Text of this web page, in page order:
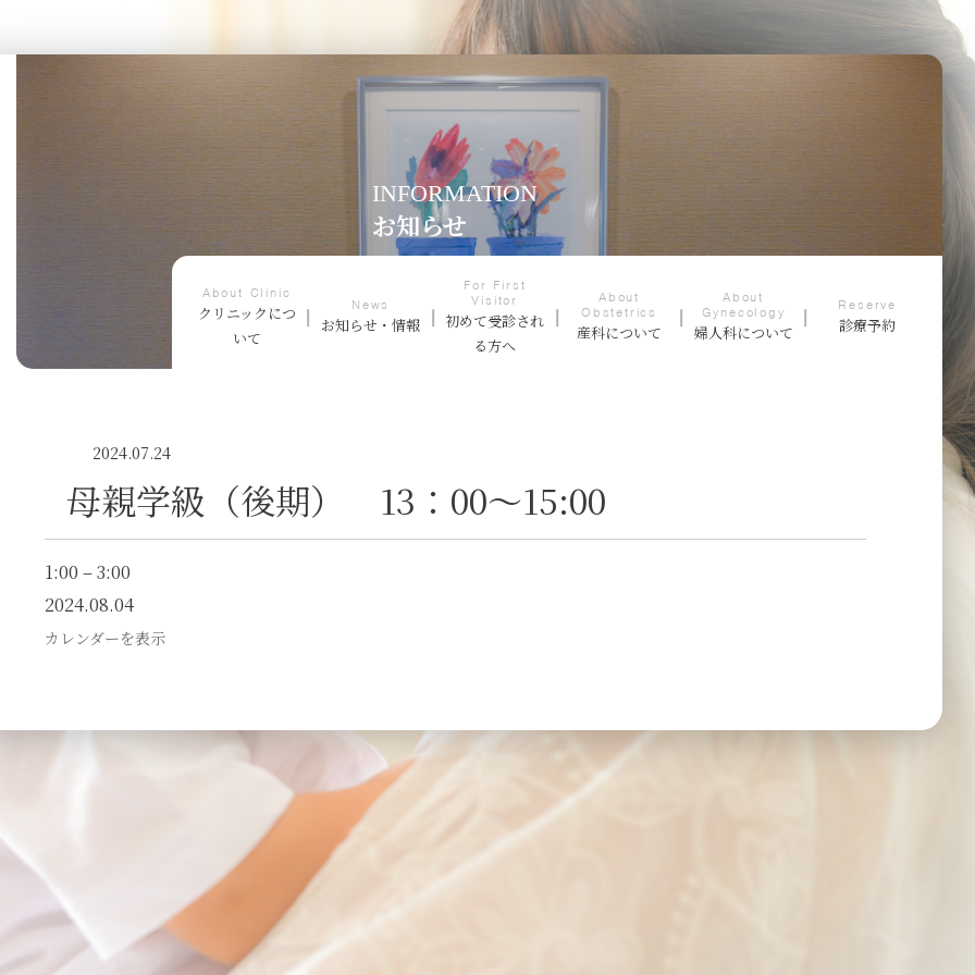
INFORMATION
お知らせ
About Clinic
クリニックにつ
いて
News
お知らせ・情報
For First
Visitor
初めて受診され
る方へ
About
Obstetrics
産科について
About
Gynecology
婦人科について
Reserve
診療予約
2024.07.24
母親学級（後期） 13：00～15:00
1:00 –3:00
2024.08.04
カレンダーを表示